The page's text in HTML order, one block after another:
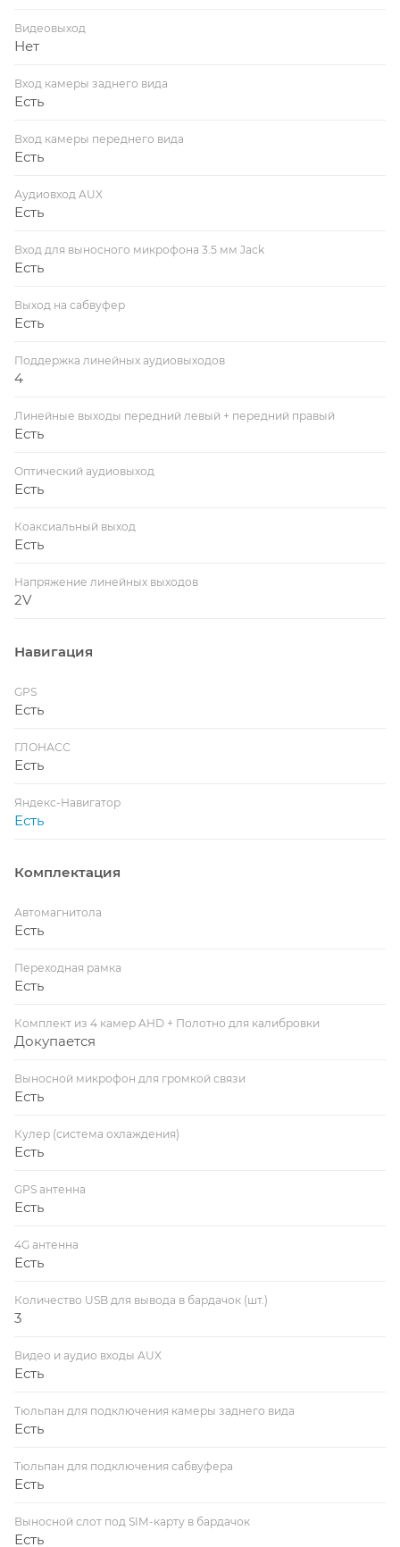
Видеовыход
Нет
Вход камеры заднего вида
Есть
Вход камеры переднего вида
Есть
Аудиовход AUX
Есть
Вход для выносного микрофона 3.5 мм Jack
Есть
Выход на сабвуфер
Есть
Поддержка линейных аудиовыходов
4
Линейные выходы передний левый + передний правый
Есть
Оптический аудиовыход
Есть
Коаксиальный выход
Есть
Напряжение линейных выходов
2V
Навигация
GPS
Есть
ГЛОНАСС
Есть
Яндекс-Навигатор
Есть
Комплектация
Автомагнитола
Есть
Переходная рамка
Есть
Комплект из 4 камер AHD + Полотно для калибровки
Докупается
Выносной микрофон для громкой связи
Есть
Кулер (система охлаждения)
Есть
GPS антенна
Есть
4G антенна
Есть
Количество USB для вывода в бардачок (шт.)
3
Видео и аудио входы AUX
Есть
Тюльпан для подключения камеры заднего вида
Есть
Тюльпан для подключения сабвуфера
Есть
Выносной слот под SIM-карту в бардачок
Есть